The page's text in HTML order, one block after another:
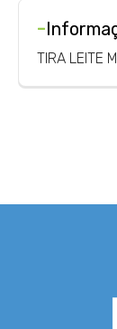
-
TIRA LEITE